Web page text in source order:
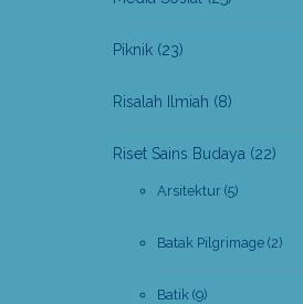
Piknik (23)
Risalah Ilmiah (8)
Riset Sains Budaya (22)
Arsitektur (5)
Batak Pilgrimage (2)
Batik (9)